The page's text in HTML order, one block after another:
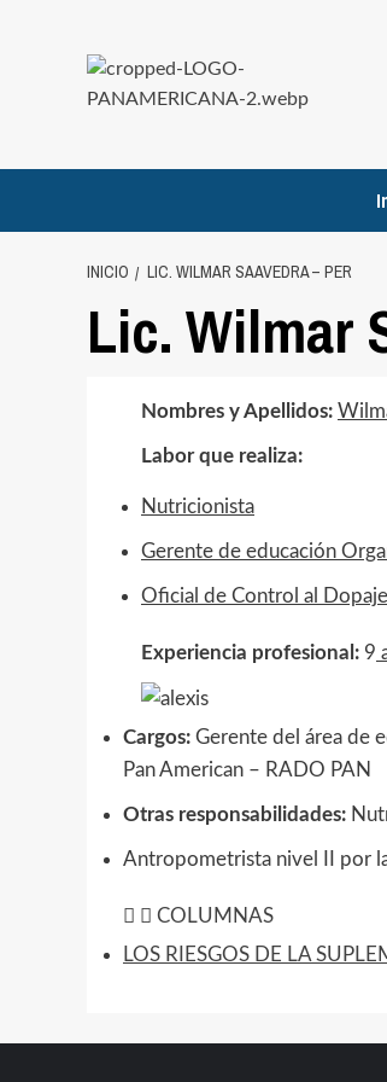
INICIO LIC. WILMAR SAAVEDRA – PER
Lic. Wilmar
Nombres y Apellidos:
Labor que realiza:
Nutricionista
Gerente de educación
Oficial de Control al
Experiencia profesional: 9
Cargos: Gerente del área de
Pan American – RADO PAN
Otras responsabilidades:
Antropometrista nivel II por
COLUMNAS
LOS RIESGOS DE LA